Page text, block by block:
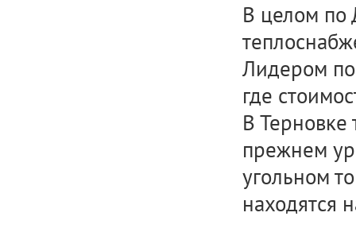
В целом по
Лидером
где
В Терновке
прежнем
угольном
находятся